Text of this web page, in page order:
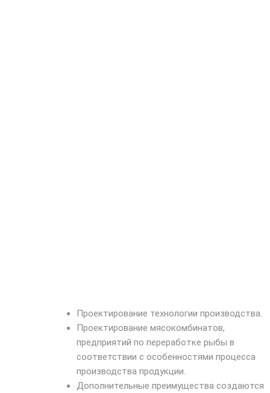
Проектирование технологии производства.
Проектирование мясокомбинатов,
предприятий по переработке рыбы в
соответствии с особенностями процесса
производства продукции.
Дополнительные преимущества создаются